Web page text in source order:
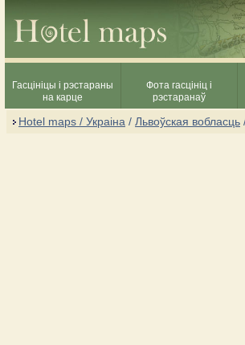
Гасцініцы і рэстараны
на карце
Фота гасцініц і
рэстаранаў
Hotel maps / Украіна / Львоўская вобласць